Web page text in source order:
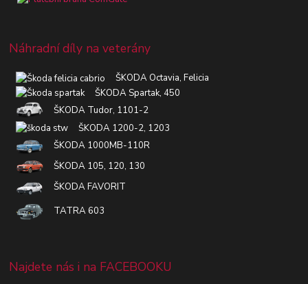
Náhradní díly na veterány
ŠKODA Octavia, Felicia
ŠKODA Spartak, 450
ŠKODA Tudor, 1101-2
ŠKODA 1200-2, 1203
ŠKODA 1000MB-110R
ŠKODA 105, 120, 130
ŠKODA FAVORIT
TATRA 603
Najdete nás i na FACEBOOKU